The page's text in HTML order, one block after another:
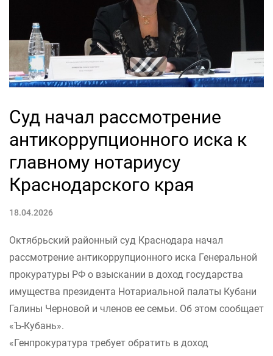
Суд начал рассмотрение
антикоррупционного иска к
главному нотариусу
Краснодарского края
18.04.2026
Октябрьский районный суд Краснодара начал
рассмотрение антикоррупционного иска Генеральной
прокуратуры РФ о взыскании в доход государства
имущества президента Нотариальной палаты Кубани
Галины Черновой и членов ее семьи. Об этом сообщает
«Ъ-Кубань».
«Генпрокуратура требует обратить в доход